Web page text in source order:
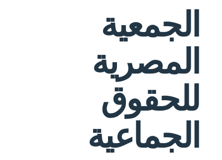
الجمعية
المصرية
للحقوق
الجماعية